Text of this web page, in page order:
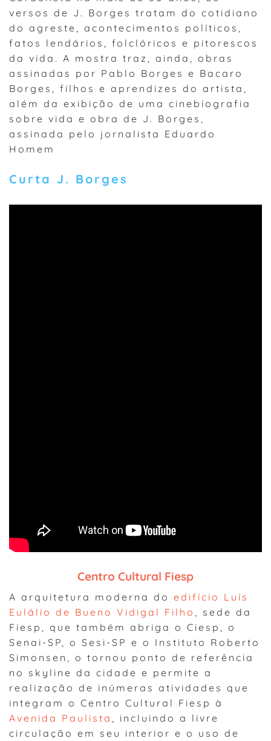
versos de J. Borges tratam do cotidiano
do agreste, acontecimentos políticos,
fatos lendários, folclóricos e pitorescos
da vida. A mostra traz, ainda, obras
assinadas por Pablo Borges e Bacaro
Borges, filhos e aprendizes do artista,
além da exibição de uma cinebiografia
sobre vida e obra de J. Borges,
assinada pelo jornalista Eduardo
Homem
Curta J. Borges
Centro Cultural Fiesp
A arquitetura moderna do edifício Luís
Eulálio de Bueno Vidigal Filho
, sede da
Fiesp, que também abriga o Ciesp, o
Senai-SP, o Sesi-SP e o Instituto Roberto
Simonsen, o tornou ponto de referência
no skyline da cidade e permite a
realização de inúmeras atividades que
integram o Centro Cultural Fiesp à
Avenida Paulista
, incluindo a livre
circulação em seu interior e o uso de